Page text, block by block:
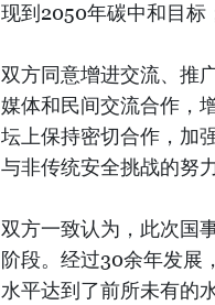
现到2050年碳中和目标
双方同意增进交流、推
媒体和民间交流合作，
坛上保持密切合作，加
与非传统安全挑战的努力
双方一致认为，此次国
阶段。经过30余年发展
水平达到了前所未有的